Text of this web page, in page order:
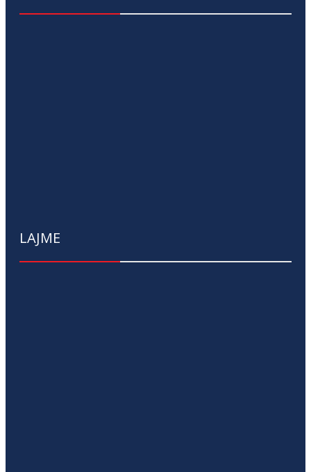
LAJME